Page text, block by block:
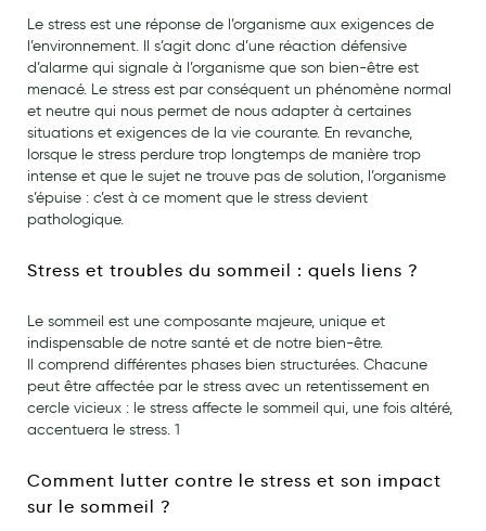
Couches
Laits infantiles
Biberons et tétines
Toilette du bébé
Accessoires bébé
Soins maman
Tisanes allaitement et compléments alimentaires
Accessoires maternité
maternité
Le stress est une réponse de l’organisme aux exigences de
l’environnement. Il s’agit donc d’une réaction défensive
d’alarme qui signale à l’organisme que son bien-être est
menacé. Le stress est par conséquent un phénomène normal
et neutre qui nous permet de nous adapter à certaines
situations et exigences de la vie courante. En revanche,
lorsque le stress perdure trop longtemps de manière trop
intense et que le sujet ne trouve pas de solution, l’organisme
s’épuise : c’est à ce moment que le stress devient
pathologique.
Stress et troubles du sommeil : quels liens ?
Le sommeil est une composante majeure, unique et
indispensable de notre santé et de notre bien-être.
Il comprend différentes phases bien structurées. Chacune
peut être affectée par le stress avec un retentissement en
cercle vicieux : le stress affecte le sommeil qui, une fois altéré,
accentuera le stress. 1
Comment lutter contre le stress et son impact
sur le sommeil ?